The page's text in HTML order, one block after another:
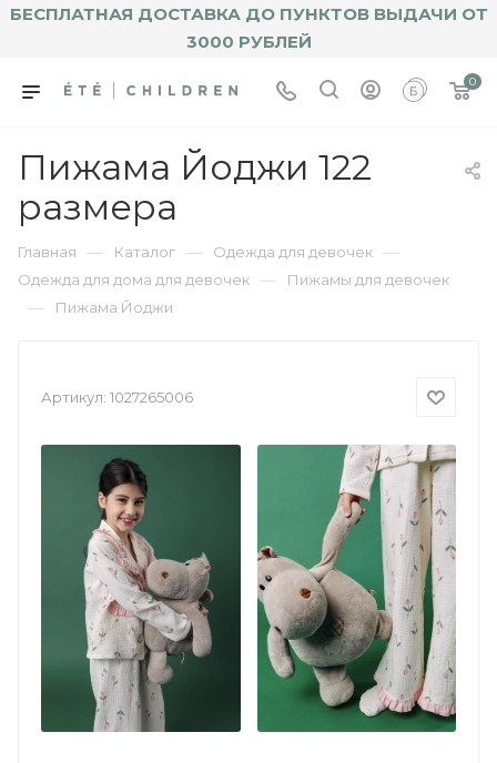
БЕСПЛАТНАЯ ДОСТАВКА ДО ПУНКТОВ ВЫДАЧИ ОТ
3000 РУБЛЕЙ
0
Пижама Йоджи 122
размера
Главная — Каталог — Одежда для девочек —
Одежда для дома для девочек — Пижамы для девочек
— Пижама Йоджи
Артикул: 1027265006